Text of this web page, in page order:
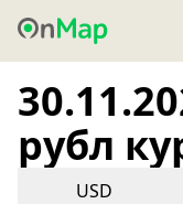
рубл
USD